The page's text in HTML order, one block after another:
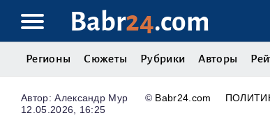
Babr24.com
Регионы Сюжеты Рубрики Авторы
Александр Мур © Babr24.com
12.05.2026, 16:25